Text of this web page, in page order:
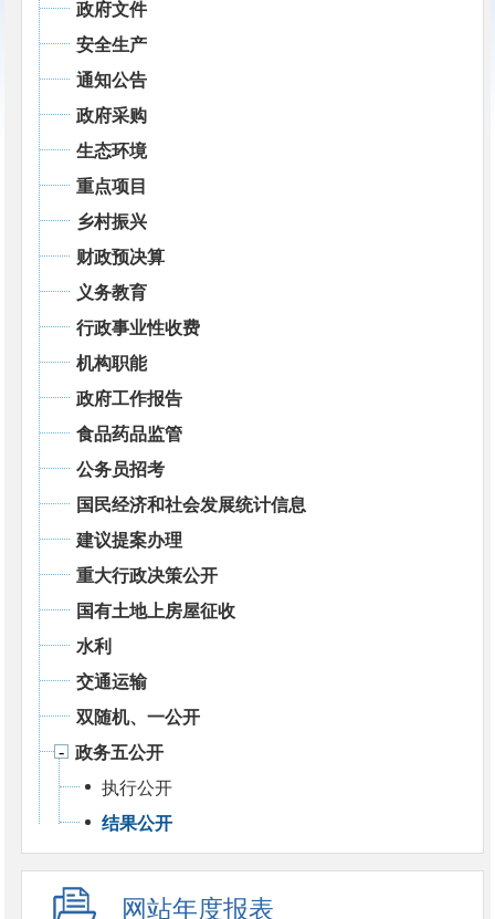
政府文件
安全生产
通知公告
政府采购
生态环境
重点项目
乡村振兴
财政预决算
义务教育
行政事业性收费
机构职能
政府工作报告
食品药品监管
公务员招考
国民经济和社会发展统计信息
建议提案办理
重大行政决策公开
国有土地上房屋征收
水利
交通运输
双随机、一公开
政务五公开
执行公开
结果公开
网站年度报表